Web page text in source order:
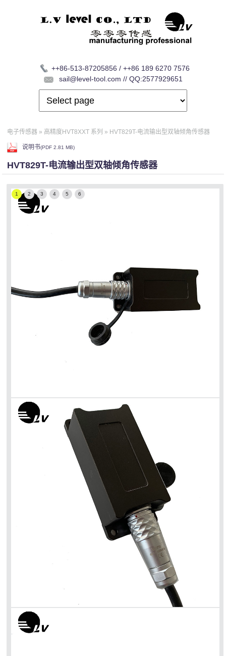
++86-513-87205856 / ++86 189 6270 7576
sail@level-tool.com // QQ:2577929651
电子传感器 » 高精度HVT8XXT 系列 » HVT829T-电流输出型双轴倾角传感器
说明书(PDF 2.81 MB)
HVT829T-电流输出型双轴倾角传感器
1 2 3 4 5 6